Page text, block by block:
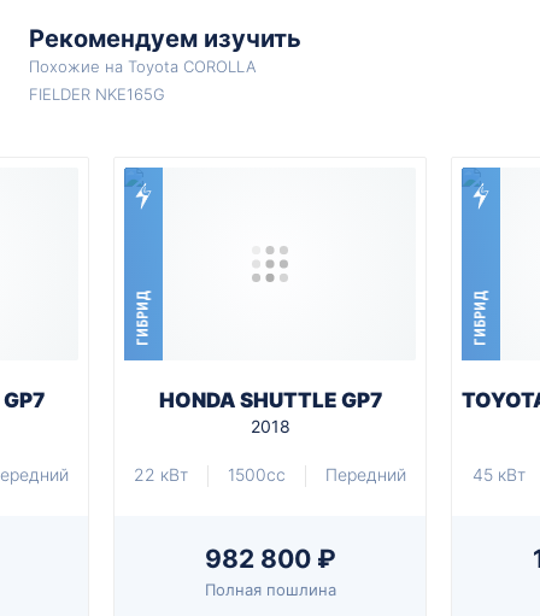
Рекомендуем изучить
Похожие на Toyota COROLLA
FIELDER NKE165G
ГИБРИД
HONDA SHUTTLE GP7
2018
22 кВт 1500cc Передний
982 800 ₽
Полная пошлина
ГИБРИД
45 кВт